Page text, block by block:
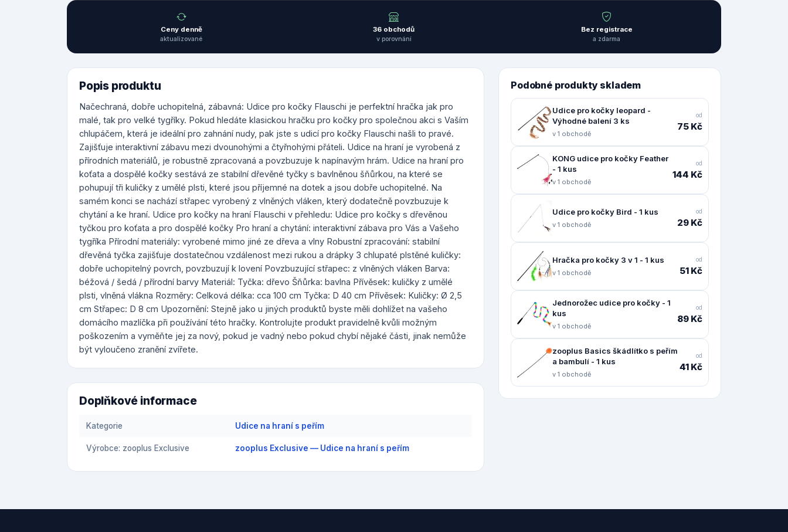
Ceny denně
aktualizované
36 obchodů
v porovnání
Bez registrace
a zdarma
Popis produktu
Načechraná, dobře uchopitelná, zábavná: Udice pro kočky Flauschi je perfektní hračka jak pro
malé, tak pro velké tygříky. Pokud hledáte klasickou hračku pro kočky pro společnou akci s Vaším
chlupáčem, která je ideální pro zahnání nudy, pak jste s udicí pro kočky Flauschi našli to pravé.
Zajišťuje interaktivní zábavu mezi dvounohými a čtyřnohými přáteli. Udice na hraní je vyrobená z
přírodních materiálů, je robustně zpracovaná a povzbuzuje k napínavým hrám. Udice na hraní pro
koťata a dospělé kočky sestává ze stabilní dřevěné tyčky s bavlněnou šňůrkou, na které se
pohupují tři kuličky z umělé plsti, které jsou příjemné na dotek a jsou dobře uchopitelné. Na
samém konci se nachází střapec vyrobený z vlněných vláken, který dodatečně povzbuzuje k
chytání a ke hraní. Udice pro kočky na hraní Flauschi v přehledu: Udice pro kočky s dřevěnou
tyčkou pro koťata a pro dospělé kočky Pro hraní a chytání: interaktivní zábava pro Vás a Vašeho
tygříka Přírodní materiály: vyrobené mimo jiné ze dřeva a vlny Robustní zpracování: stabilní
dřevěná tyčka zajišťuje dostatečnou vzdálenost mezi rukou a drápky 3 chlupaté plstěné kuličky:
dobře uchopitelný povrch, povzbuzují k lovení Povzbuzující střapec: z vlněných vláken Barva:
béžová / šedá / přírodní barvy Materiál: Tyčka: dřevo Šňůrka: bavlna Přívěsek: kuličky z umělé
plsti, vlněná vlákna Rozměry: Celková délka: cca 100 cm Tyčka: D 40 cm Přívěsek: Kuličky: Ø 2,5
cm Střapec: D 8 cm Upozornění: Stejně jako u jiných produktů byste měli dohlížet na vašeho
domácího mazlíčka při používání této hračky. Kontrolujte produkt pravidelně kvůli možným
poškozením a vyměňte jej za nový, pokud je vadný nebo pokud chybí nějaké části, jinak nemůže
být vyloučeno zranění zvířete.
Doplňkové informace
Kategorie Udice na hraní s peřím
Výrobce: zooplus Exclusive zooplus Exclusive — Udice na hraní s peřím
Podobné produkty skladem
Udice pro kočky leopard -
Výhodné balení 3 ks
v 1 obchodě
od
75 Kč
KONG udice pro kočky Feather
- 1 kus
v 1 obchodě
od
144 Kč
Udice pro kočky Bird - 1 kus
v 1 obchodě
od
29 Kč
Hračka pro kočky 3 v 1 - 1 kus
v 1 obchodě
od
51 Kč
Jednorožec udice pro kočky - 1
kus
v 1 obchodě
od
89 Kč
zooplus Basics škádlítko s peřím
a bambulí - 1 kus
v 1 obchodě
od
41 Kč